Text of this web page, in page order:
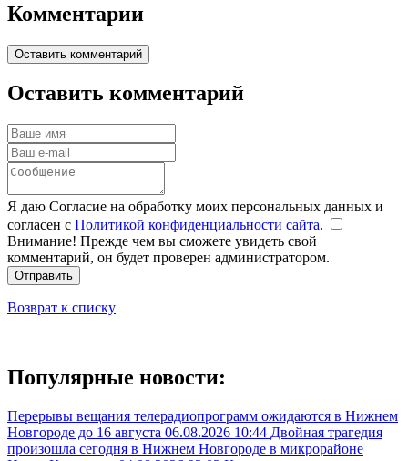
Комментарии
Оставить комментарий
Оставить комментарий
Я даю Согласие на обработку моих персональных данных и
согласен с Политикой конфиденциальности сайта.
Внимание! Прежде чем вы сможете увидеть свой
комментарий, он будет проверен администратором.
Отправить
Возврат к списку
Популярные новости:
Перерывы вещания телерадиопрограмм ожидаются в Нижнем
Новгороде до 16 августа 06.08.2026 10:44 Двойная трагедия
произошла сегодня в Нижнем Новгороде в микрорайоне